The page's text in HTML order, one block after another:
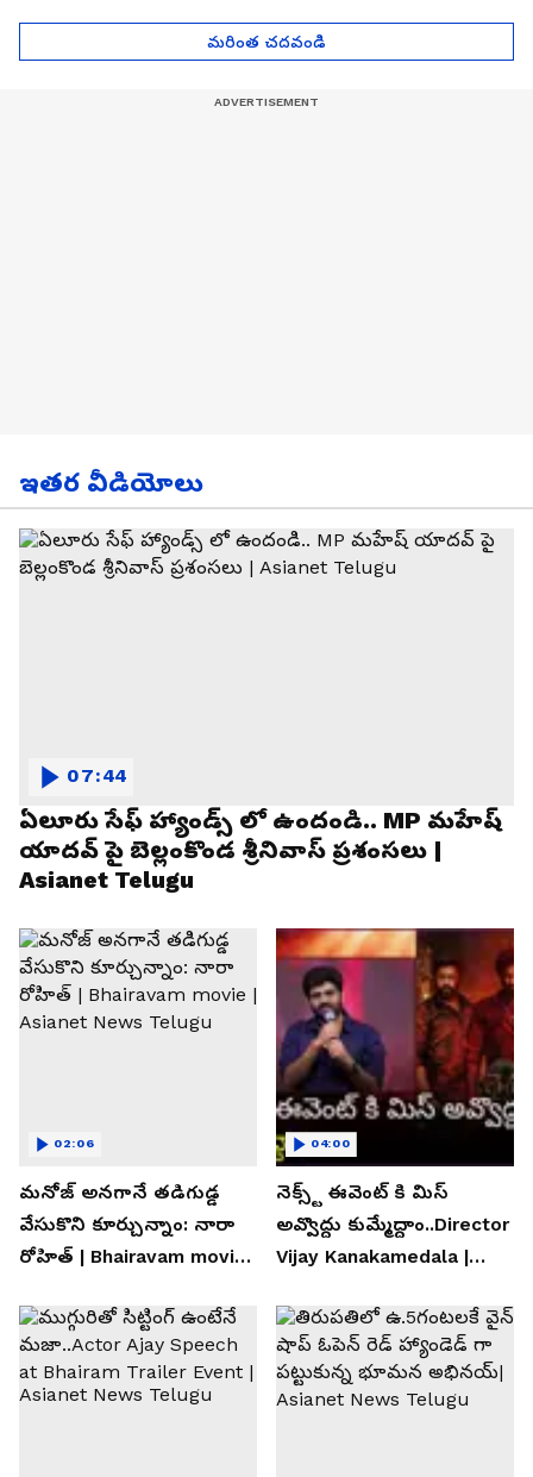
మరింత చదవండి
ఇతర వీడియోలు
ఏలూరు సేఫ్ హ్యాండ్స్ లో ఉందండి.. MP మహేష్
యాదవ్ పై బెల్లంకొండ శ్రీనివాస్ ప్రశంసలు |
Asianet Telugu
07:44
మనోజ్ అనగానే తడిగుడ్డ
వేసుకొని కూర్చున్నాం: నారా
రోహిత్ | Bhairavam movie |
02:06
నెక్స్ట్ ఈవెంట్ కి మిస్
అవ్వొద్దు కుమ్మేద్దాం..Director
Vijay Kanakamedala |
04:00